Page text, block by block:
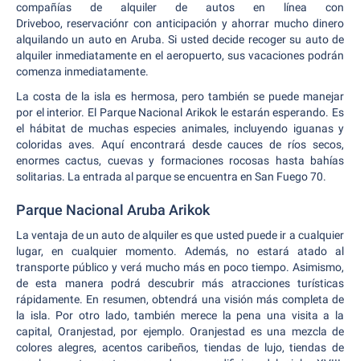
compañías de alquiler de autos en línea con
Driveboo, reservaciónr con anticipación y ahorrar mucho dinero
alquilando un auto en Aruba. Si usted decide recoger su auto de
alquiler inmediatamente en el aeropuerto, sus vacaciones podrán
comenza inmediatamente.
La costa de la isla es hermosa, pero también se puede manejar
por el interior. El Parque Nacional Arikok le estarán esperando. Es
el hábitat de muchas especies animales, incluyendo iguanas y
coloridas aves. Aquí encontrará desde cauces de ríos secos,
enormes cactus, cuevas y formaciones rocosas hasta bahías
solitarias. La entrada al parque se encuentra en San Fuego 70.
Parque Nacional Aruba Arikok
La ventaja de un auto de alquiler es que usted puede ir a cualquier
lugar, en cualquier momento. Además, no estará atado al
transporte público y verá mucho más en poco tiempo. Asimismo,
de esta manera podrá descubrir más atracciones turísticas
rápidamente. En resumen, obtendrá una visión más completa de
la isla. Por otro lado, también merece la pena una visita a la
capital, Oranjestad, por ejemplo. Oranjestad es una mezcla de
colores alegres, acentos caribeños, tiendas de lujo, tiendas de